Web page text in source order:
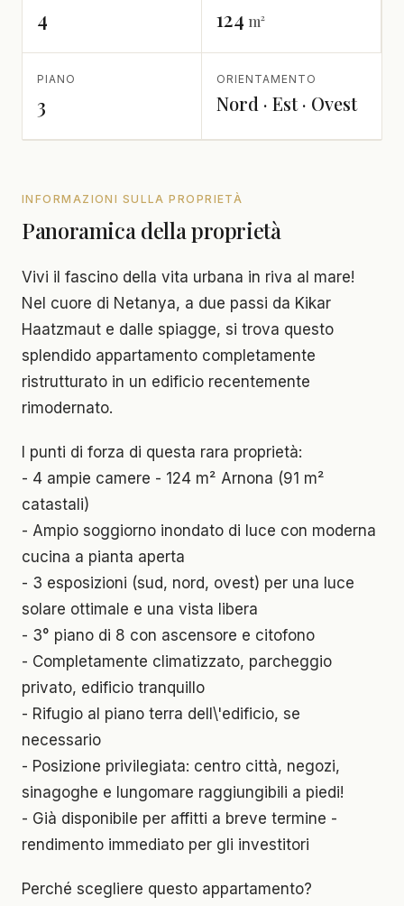
4 124 m²
PIANO
3
ORIENTAMENTO
Nord · Est · Ovest
INFORMAZIONI SULLA PROPRIETÀ
Panoramica della proprietà
Vivi il fascino della vita urbana in riva al mare!
Nel cuore di Netanya, a due passi da Kikar
Haatzmaut e dalle spiagge, si trova questo
splendido appartamento completamente
ristrutturato in un edificio recentemente
rimodernato.
I punti di forza di questa rara proprietà:
- 4 ampie camere - 124 m² Arnona (91 m²
catastali)
- Ampio soggiorno inondato di luce con moderna
cucina a pianta aperta
- 3 esposizioni (sud, nord, ovest) per una luce
solare ottimale e una vista libera
- 3° piano di 8 con ascensore e citofono
- Completamente climatizzato, parcheggio
privato, edificio tranquillo
- Rifugio al piano terra dell\'edificio, se
necessario
- Posizione privilegiata: centro città, negozi,
sinagoghe e lungomare raggiungibili a piedi!
- Già disponibile per affitti a breve termine -
rendimento immediato per gli investitori
Perché scegliere questo appartamento?